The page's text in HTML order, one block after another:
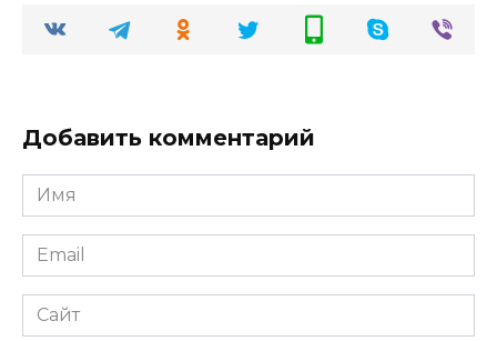
Добавить комментарий
Имя
Email
Сайт